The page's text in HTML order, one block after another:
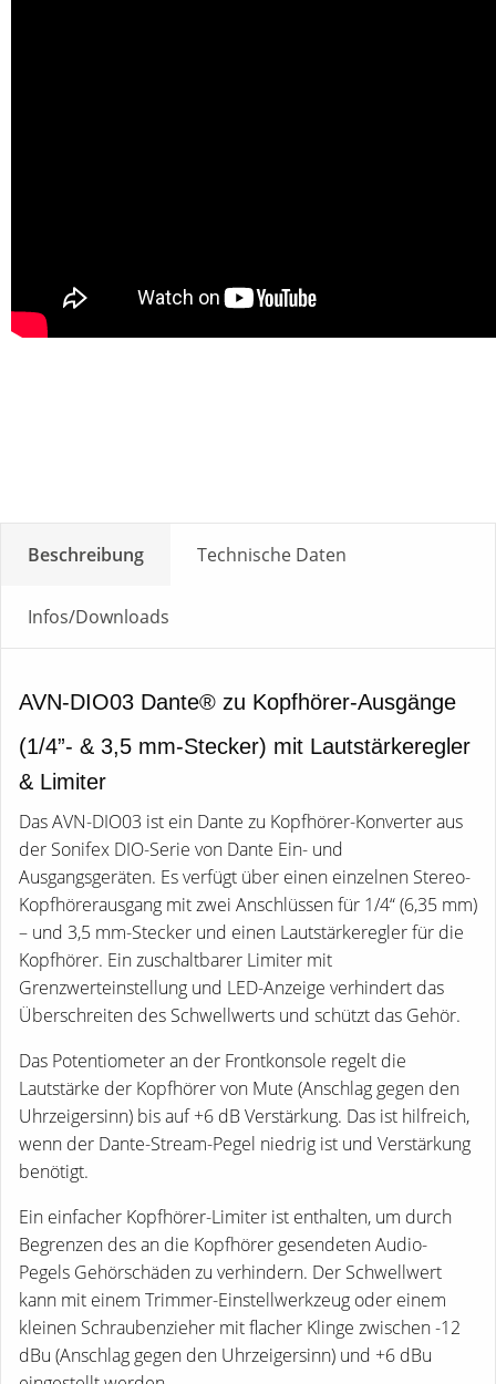
Beschreibung Technische Daten
Infos/Downloads
AVN-DIO03 Dante® zu Kopfhörer-Ausgänge
(1/4”- & 3,5 mm-Stecker) mit Lautstärkeregler
& Limiter
Das AVN-DIO03 ist ein Dante zu Kopfhörer-Konverter aus
der Sonifex DIO-Serie von Dante Ein- und
Ausgangsgeräten. Es verfügt über einen einzelnen Stereo-
Kopfhörerausgang mit zwei Anschlüssen für 1/4“ (6,35 mm)
– und 3,5 mm-Stecker und einen Lautstärkeregler für die
Kopfhörer. Ein zuschaltbarer Limiter mit
Grenzwerteinstellung und LED-Anzeige verhindert das
Überschreiten des Schwellwerts und schützt das Gehör.
Das Potentiometer an der Frontkonsole regelt die
Lautstärke der Kopfhörer von Mute (Anschlag gegen den
Uhrzeigersinn) bis auf +6 dB Verstärkung. Das ist hilfreich,
wenn der Dante-Stream-Pegel niedrig ist und Verstärkung
benötigt.
Ein einfacher Kopfhörer-Limiter ist enthalten, um durch
Begrenzen des an die Kopfhörer gesendeten Audio-
Pegels Gehörschäden zu verhindern. Der Schwellwert
kann mit einem Trimmer-Einstellwerkzeug oder einem
kleinen Schraubenzieher mit flacher Klinge zwischen -12
dBu (Anschlag gegen den Uhrzeigersinn) und +6 dBu